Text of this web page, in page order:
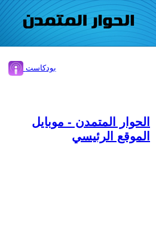
بودكاست
الحوار المتمدن - موبايل
الموقع الرئيسي